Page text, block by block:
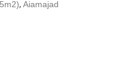
,Aiamajad